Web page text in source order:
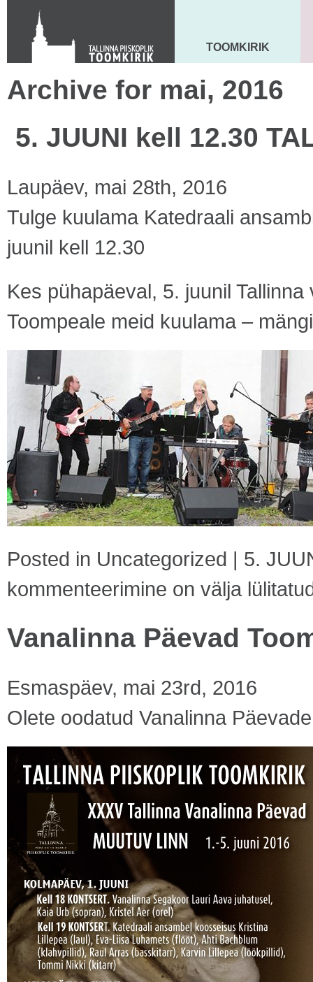
Toom-Kooli 6, 10130 TALLINN
tallinna.toom
+372 644 4140
MAARJA KIRIK
TOOMKIRIK
Archive for mai, 2016
5. JUUNI kell 12.30
Laupäev, mai 28th, 2016
Tulge kuulama Katedraali
juunil kell 12.30
Kes pühapäeval, 5. juunil
Toompeale meid kuulama –
Posted in Uncategorized | 5.
kommenteerimine on välja
Vanalinna Päevad
Esmaspäev, mai 23rd, 2016
Olete oodatud Vanalinna